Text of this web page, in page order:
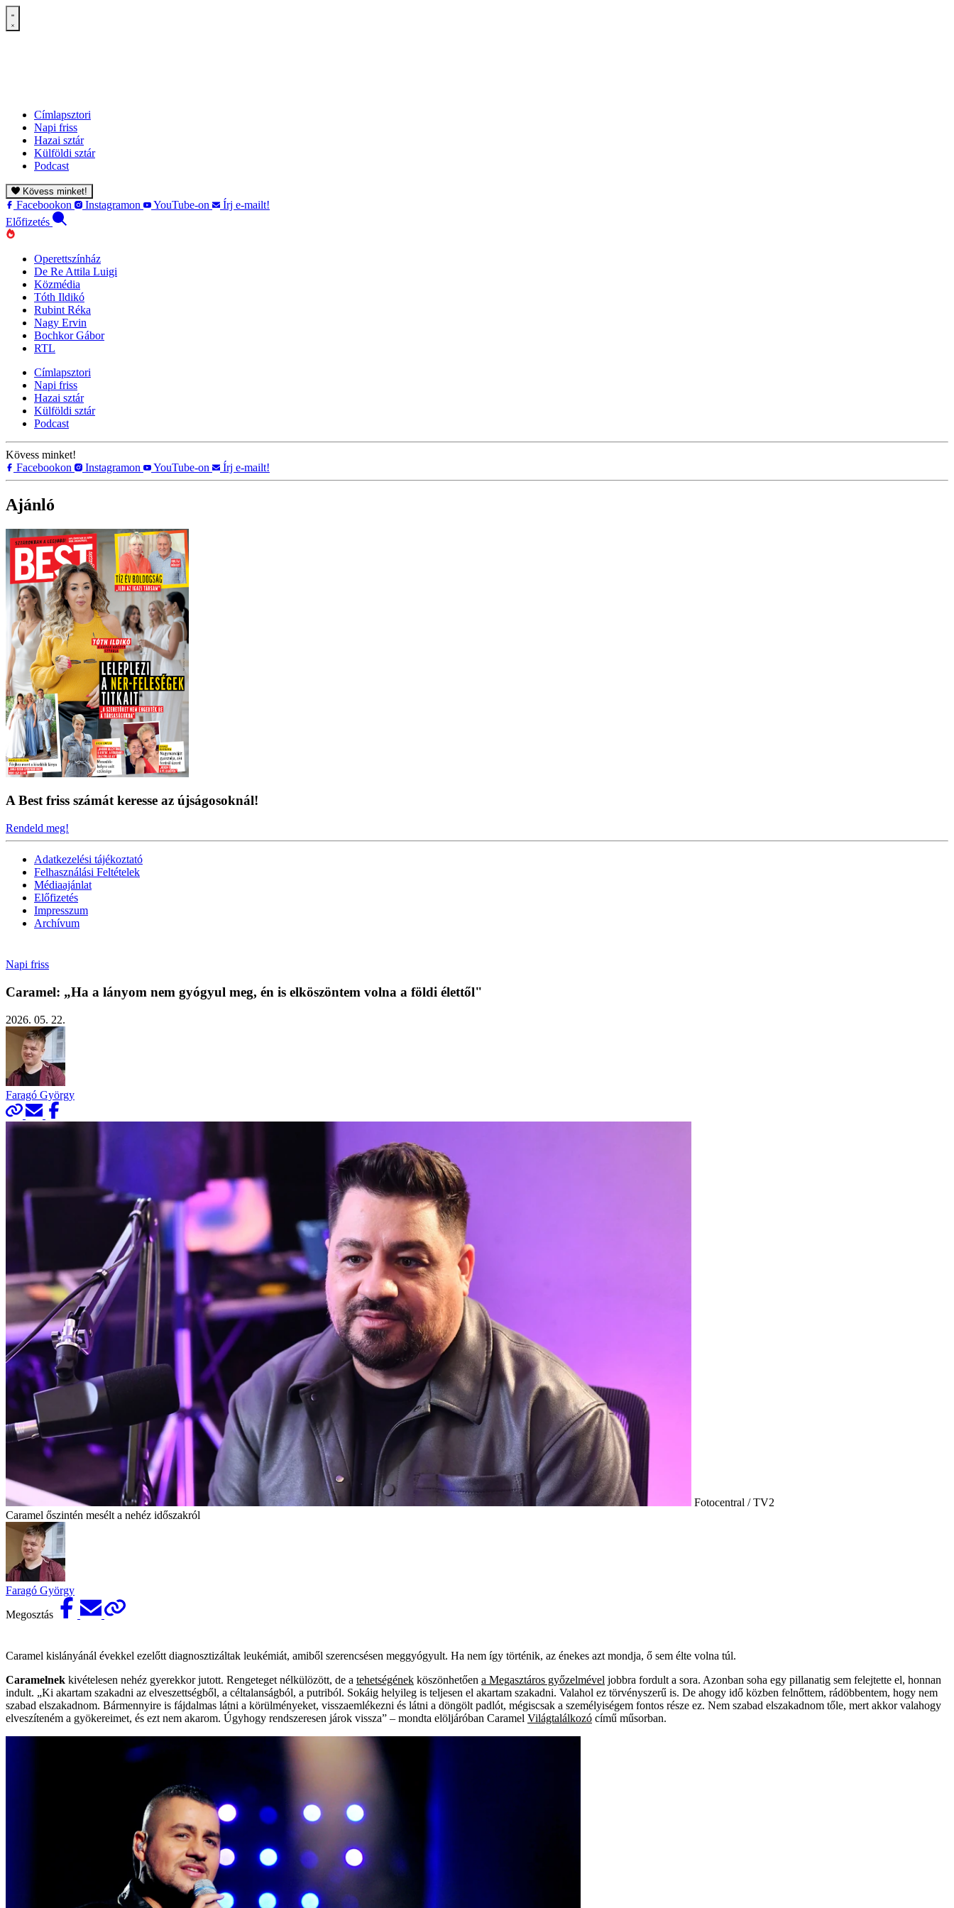
Címlapsztori
Napi friss
Hazai sztár
Külföldi sztár
Podcast
Kövess minket!
Facebookon Instagramon YouTube-on
Írj e-mailt!
Előfizetés
Operettszínház
De Re Attila Luigi
Közmédia
Tóth Ildikó
Rubint Réka
Nagy Ervin
Bochkor Gábor
RTL
Címlapsztori
Napi friss
Hazai sztár
Külföldi sztár
Podcast
Kövess minket!
Facebookon
Instagramon YouTube-on Írj e-mailt!
Ajánló
A Best friss számát keresse az újságosoknál!
Rendeld meg!
Adatkezelési tájékoztató
Felhasználási Feltételek
Médiaajánlat
Előfizetés
Impresszum
Archívum
Napi friss
Caramel: „Ha a lányom nem gyógyul meg, én is elköszöntem volna a földi élettől"
2026. 05. 22.
Faragó György
Fotocentral / TV2
Caramel őszintén mesélt a nehéz időszakról
Faragó György
Megosztás
Caramel kislányánál évekkel ezelőtt diagnosztizáltak leukémiát, amiből szerencsésen meggyógyult. Ha nem így történik, az énekes azt mondja, ő sem élte volna túl.
Caramelnek kivételesen nehéz gyerekkor jutott. Rengeteget nélkülözött, de a tehetségének köszönhetően a Megasztáros győzelmével jobbra fordult a sora. Azonban soha egy pillanatig sem felejtette el, honnan
indult. „Ki akartam szakadni az elveszettségből, a céltalanságból, a putriból. Sokáig helyileg is teljesen el akartam szakadni. Valahol ez törvényszerű is. De ahogy idő közben felnőttem, rádöbbentem, hogy nem
szabad elszakadnom. Bármennyire is fájdalmas látni a körülményeket, visszaemlékezni és látni a döngölt padlót, mégiscsak a személyiségem fontos része ez. Nem szabad elszakadnom tőle, mert akkor valahogy
elveszíteném a gyökereimet, és ezt nem akarom. Úgyhogy rendszeresen járok vissza” – mondta elöljáróban Caramel Világtalálkozó című műsorban.